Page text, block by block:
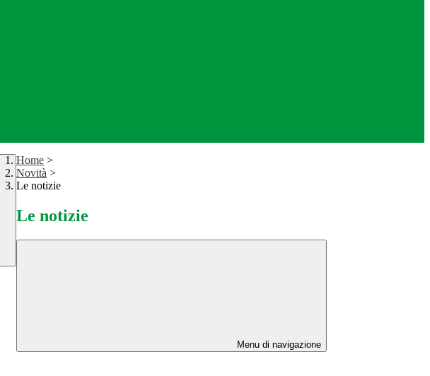
Home >
Novità >
Le notizie
Le notizie
Menu di navigazione